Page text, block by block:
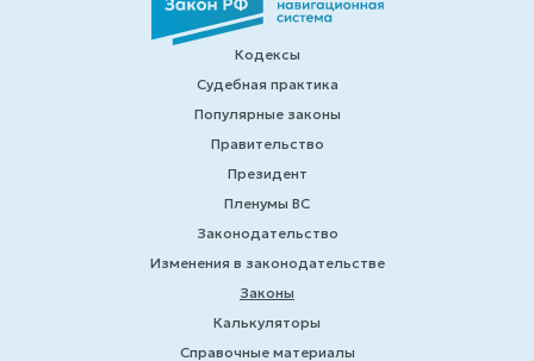
Кодексы
Судебная практика
Популярные законы
Правительство
Президент
Пленумы ВС
Законодательство
Изменения в законодательстве
Законы
Калькуляторы
Справочные материалы